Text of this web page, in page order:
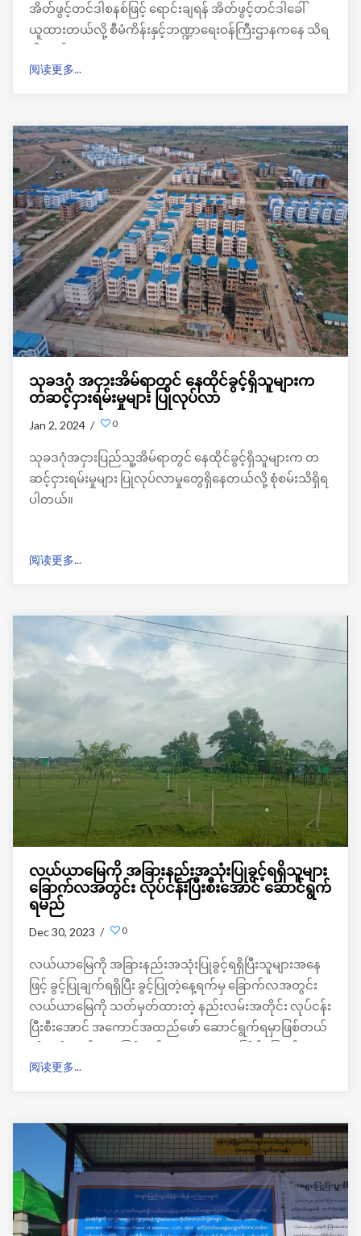
အိတ်ဖွင့်တင်ဒါစနစ်ဖြင့် ရောင်းချရန် အိတ်ဖွင့်တင်ဒါခေါ်
ယူထားတယ်လို့ စီမံကိန်းနှင့်ဘဏ္ဍာရေးဝန်ကြီးဌာနကနေ သိရ
阅读更多...
သုခဒဂုံ အငှားအိမ်ရာတွင် နေထိုင်ခွင့်ရှိသူများက
တဆင့်ငှားရမ်းမှုများ ပြုလုပ်လာ
Jan 2, 2024 / 0
သုခဒဂုံအငှားပြည်သူ့အိမ်ရာတွင် နေထိုင်ခွင့်ရှိသူများက တ
ဆင့်ငှားရမ်းမှုများ ပြုလုပ်လာမှုတွေရှိနေတယ်လို့ စုံစမ်းသိရှိရ
ပါတယ်။
阅读更多...
လယ်ယာမြေကို အခြားနည်းအသုံးပြုခွင့်ရရှိသူများ
ခြောက်လအတွင်း လုပ်ငန်းပြီးစီးအောင် ဆောင်ရွက်
ရမည်
Dec 30, 2023 / 0
လယ်ယာမြေကို အခြားနည်းအသုံးပြုခွင့်ရရှိပြီးသူများအနေ
ဖြင့် ခွင့်ပြုချက်ရရှိပြီး ခွင့်ပြုတဲ့နေ့ရက်မှ ခြောက်လအတွင်း
လယ်ယာမြေကို သတ်မှတ်ထားတဲ့ နည်းလမ်းအတိုင်း လုပ်ငန်း
ပြီးစီးအောင် အကောင်အထည်ဖော် ဆောင်ရွက်ရမှာဖြစ်တယ်
အစည်းအဝေးကနေသိရပါတယ်။
阅读更多...